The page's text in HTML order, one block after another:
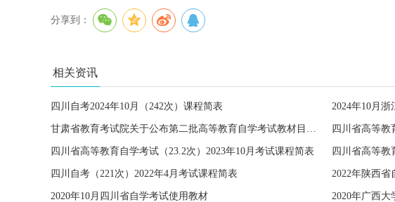
分享到：
相关资讯
四川自考2024年10月（242次）课程简表 2024年10月
甘肃省教育考试院关于公布第二批高等教育自学考试教材目录的通知 四川省高等教
四川省高等教育自学考试（23.2次）2023年10月考试课程简表 四川省高等教
四川自考（221次）2022年4月考试课程简表 2022年陕西
2020年10月四川省自学考试使用教材 2020年广西大